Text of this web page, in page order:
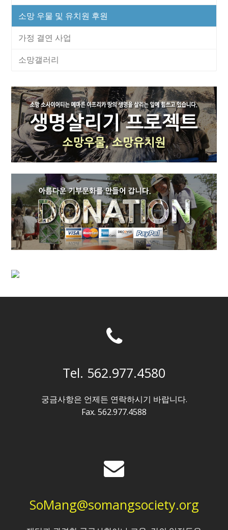
소망 우물 및 유치원 후원
가정 결연 사업
소망갤러리
Tel. 562.977.4580
궁금사항은 언제든 연락하시기 바랍니다.
Fax. 562.977.4588
SoMang@somangsociety.org